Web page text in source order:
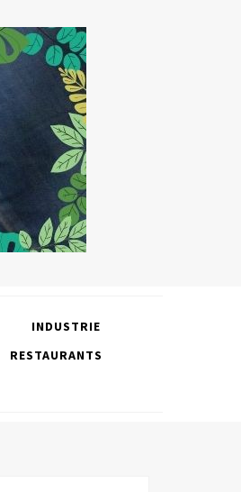
INDUSTRIE
RESTAURANTS